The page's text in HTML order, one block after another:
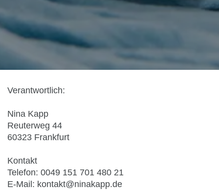
Verantwortlich:
Nina Kapp
Reuterweg 44
60323 Frankfurt
Kontakt
Telefon: 0049 151 701 480 21
E-Mail: kontakt@ninakapp.de